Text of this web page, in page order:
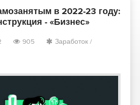
в 2022-23 году:
- «Бизнес»
905 Заработок /